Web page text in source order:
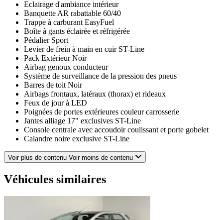
Eclairage d'ambiance intérieur
Banquette AR rabattable 60/40
Trappe à carburant EasyFuel
Boîte à gants éclairée et réfrigérée
Pédalier Sport
Levier de frein à main en cuir ST-Line
Pack Extérieur Noir
Airbag genoux conducteur
Système de surveillance de la pression des pneus
Barres de toit Noir
Airbags frontaux, latéraux (thorax) et rideaux
Feux de jour à LED
Poignées de portes extérieures couleur carrosserie
Jantes alliage 17" exclusives ST-Line
Console centrale avec accoudoir coulissant et porte gobelet
Calandre noire exclusive ST-Line
Système multimédia Ford SYNC 3 avec navigation, écran
tactile 8", 2 ports USB, commandes vocales 7HP - compatible
Applink, Apple CarPlay et Android Auto
Environnement noir
Régulateur de vitesse
Voir plus de contenu Voir moins de contenu
Véhicules similaires